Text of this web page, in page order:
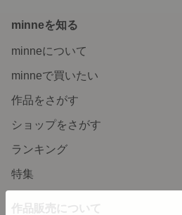
minneを知る
minneについて
minneで買いたい
作品をさがす
ショップをさがす
ランキング
特集
作品販売について